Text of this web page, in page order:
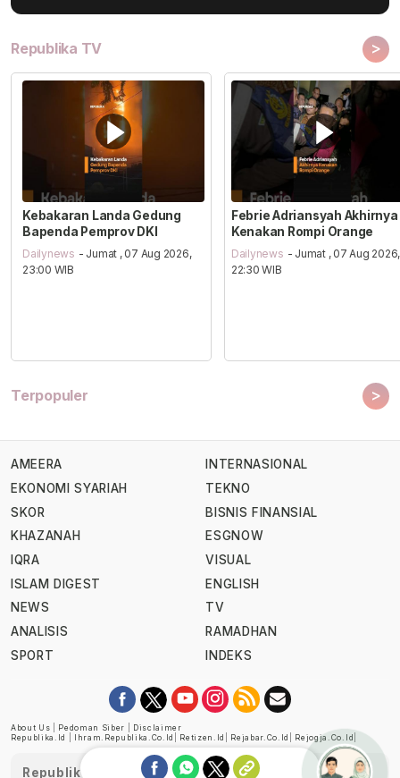
Republika TV >
Kebakaran Landa Gedung
Bapenda Pemprov DKI
Dailynews - Jumat , 07 Aug 2026,
23:00 WIB
Febrie Adriansyah Akhirnya
Kenakan Rompi Orange
Dailynews - Jumat , 07 Aug 2026,
22:30 WIB
Terpopuler >
AMEERA
EKONOMI SYARIAH
SKOR
KHAZANAH
IQRA
ISLAM DIGEST
NEWS
ANALISIS
SPORT
INTERNASIONAL
TEKNO
BISNIS FINANSIAL
ESGNOW
VISUAL
ENGLISH
TV
RAMADHAN
INDEKS
About Us Pedoman Siber
Disclaimer
Republika.id
Ihram.republika.co.id Retizen.id Rejabar.co.id Rejogja.co.id
Republika telah diverifikasi oleh Dewan Pers